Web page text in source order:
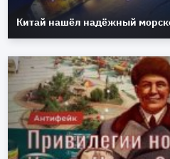
Китай нашёл надёжный